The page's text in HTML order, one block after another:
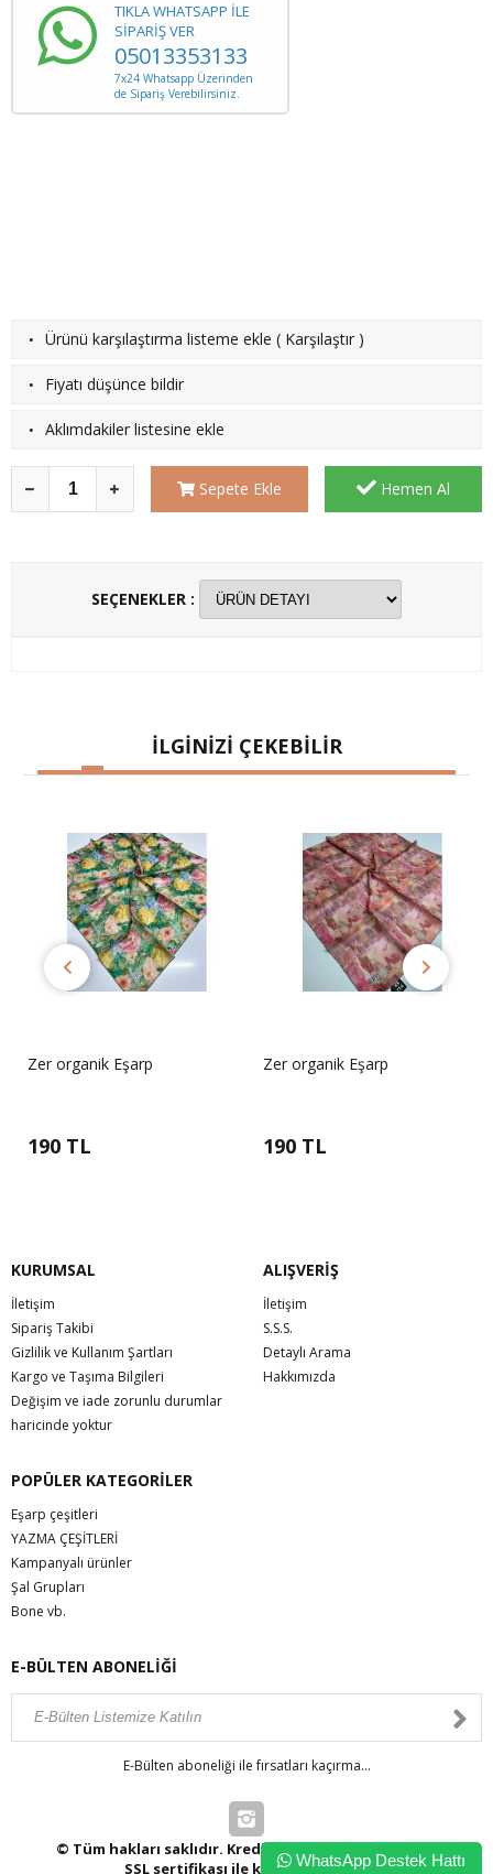
TIKLA WHATSAPP İLE
SİPARİŞ VER
05013353133
7x24 Whatsapp Üzerinden
de Sipariş Verebilirsiniz.
· Ürünü karşılaştırma listeme ekle ( Karşılaştır )
· Fiyatı düşünce bildir
· Aklımdakiler listesine ekle
Sepete Ekle Hemen Al
SEÇENEKLER :
İLGİNİZİ ÇEKEBİLİR
Zer organik Eşarp
190 TL
Zer organik Eşarp
190 TL
KURUMSAL
İletişim
Sipariş Takibi
Gizlilik ve Kullanım Şartları
Kargo ve Taşıma Bilgileri
Değişim ve iade zorunlu durumlar
haricinde yoktur
ALIŞVERİŞ
İletişim
S.S.S.
Detaylı Arama
Hakkımızda
POPÜLER KATEGORİLER
Eşarp çeşitleri
YAZMA ÇEŞİTLERİ
Kampanyalı ürünler
Şal Grupları
Bone vb.
E-BÜLTEN ABONELİĞİ
E-Bülten aboneliği ile fırsatları kaçırma...
© Tüm hakları saklıdır. Kredi kartı bilgileriniz 256bit
SSL sertifikası ile korunmaktadır.WhatsApp Destek Hattı